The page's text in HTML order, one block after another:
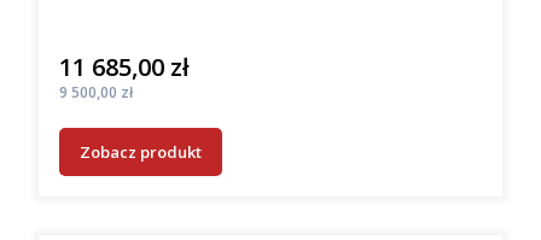
Cena
11 685,00 zł
Cena
9 500,00 zł
Zobacz produkt